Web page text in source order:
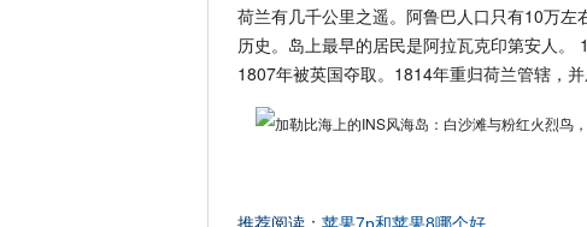
荷兰有几千公里之遥。阿鲁巴人口只有10万
历史。岛上最早的居民是阿拉瓦克印第安人。
1807年被英国夺取。1814年重归荷兰管辖，并